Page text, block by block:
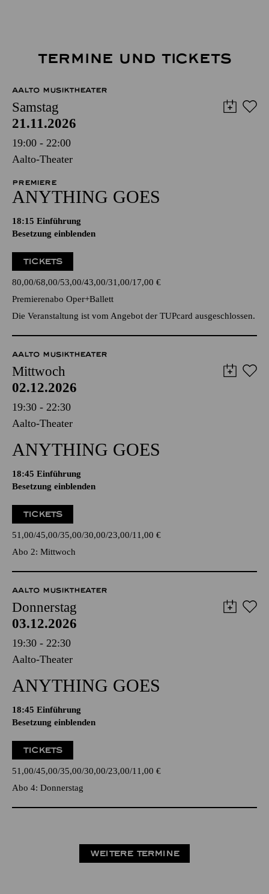
TERMINE UND TICKETS
AALTO MUSIKTHEATER
Samstag
21.11.2026
19:00 - 22:00
Aalto-Theater
PREMIERE
ANYTHING GOES
18:15 Einführung
Besetzung einblenden
TICKETS
80,00 68,00 53,00 43,00 31,00 17,00 €
Premierenabo Oper+Ballett
Die Veranstaltung ist vom Angebot der TUPcard ausgeschlossen.
AALTO MUSIKTHEATER
Mittwoch
02.12.2026
19:30 - 22:30
Aalto-Theater
ANYTHING GOES
18:45 Einführung
Besetzung einblenden
TICKETS
51,00 45,00 35,00 30,00 23,00 11,00 €
Abo 2: Mittwoch
AALTO MUSIKTHEATER
Donnerstag
03.12.2026
19:30 - 22:30
Aalto-Theater
ANYTHING GOES
18:45 Einführung
Besetzung einblenden
TICKETS
51,00 45,00 35,00 30,00 23,00 11,00 €
Abo 4: Donnerstag
WEITERE TERMINE